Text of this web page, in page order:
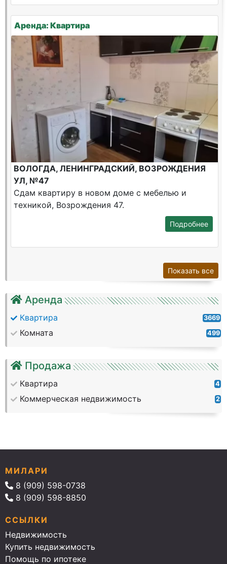
Аренда
Квартира 3669
Комната 499
Продажа
Квартира 4
Коммерческая недвижимость 2
Аренда: Квартира
ВОЛОГДА, ЛЕНИНГРАДСКИЙ, ВОЗРОЖДЕНИЯ
УЛ, №47
Сдам квартиру в новом доме с мебелью и
техникой, Возрождения 47.
Подробнее
Показать все
МИЛАРИ
8 (909) 598-0738
8 (909) 598-8850
ССЫЛКИ
Недвижимость
Купить недвижимость
Помощь по ипотеке